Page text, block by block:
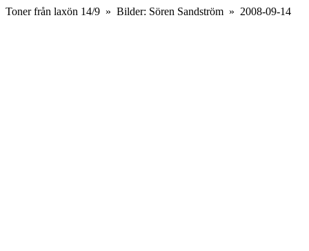
Toner från laxön 14/9 » Bilder: Sören Sandström » 2008-09-14